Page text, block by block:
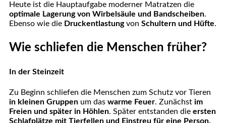
Heute ist die Hauptaufgabe moderner Matratzen die
optimale Lagerung von Wirbelsäule und Bandscheiben.
Ebenso wie die Druckentlastungvon Schultern und Hüfte.
Wie schliefen die Menschen früher?
In der Steinzeit
Zu Beginn schliefen die Menschen zum Schutz vor Tieren
in kleinen Gruppen um das warme Feuer. Zunächst im
Freien und später in Höhlen. Später entstanden die ersten
Schlafplätze mit Tierfellen und Einstreu für eine Person.